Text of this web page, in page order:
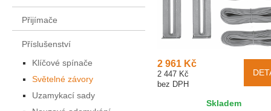
Přijímače
Příslušenství
Klíčové spínače
Světelné závory
Uzamykací sady
2 961 Kč
2 447 Kč
bez DPH
Skladem